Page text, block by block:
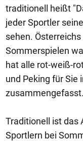
traditionell heißt
jeder Sportler
sehen.
Sommerspielen
hat alle rot-weiß-
und Peking für Sie
zusammengefasst.
Traditionell ist das
Sportlern bei